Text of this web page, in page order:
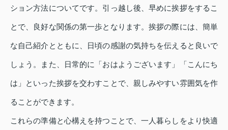
ション方法についてです。引っ越し後、早めに挨拶をするこ
とで、良好な関係の第一歩となります。挨拶の際には、簡単
な自己紹介とともに、日頃の感謝の気持ちを伝えると良いで
しょう。また、日常的に「おはようございます」「こんにち
は」といった挨拶を交わすことで、親しみやすい雰囲気を作
ることができます。
これらの準備と心構えを持つことで、一人暮らしをより快適